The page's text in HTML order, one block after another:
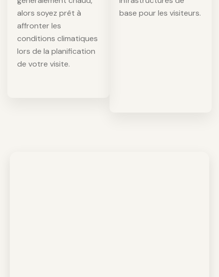
alors soyez prêt à
affronter les
conditions climatiques
lors de la planification
de votre visite.
base pour les visiteurs.